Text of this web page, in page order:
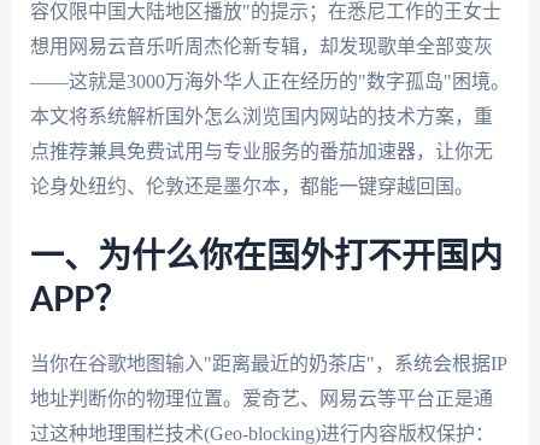
容仅限中国大陆地区播放"的提示；在悉尼工作的王女士
想用网易云音乐听周杰伦新专辑，却发现歌单全部变灰
——这就是3000万海外华人正在经历的"数字孤岛"困境。
本文将系统解析国外怎么浏览国内网站的技术方案，重
点推荐兼具免费试用与专业服务的番茄加速器，让你无
论身处纽约、伦敦还是墨尔本，都能一键穿越回国。
一、为什么你在国外打不开国内
APP？
当你在谷歌地图输入"距离最近的奶茶店"，系统会根据IP
地址判断你的物理位置。爱奇艺、网易云等平台正是通
过这种地理围栏技术(Geo-blocking)进行内容版权保护：